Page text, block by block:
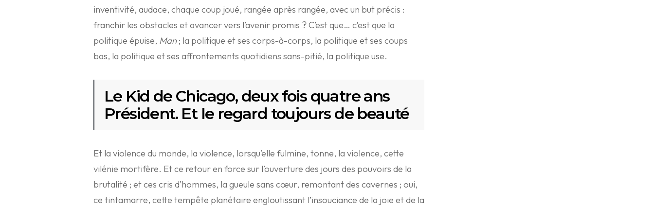
inventivité, audace, chaque coup joué, rangée après rangée, avec un but précis :
franchir les obstacles et avancer vers l’avenir promis ? C’est que… c’est que la
politique épuise, Man; la politique et ses corps-à-corps, la politique et ses coups
bas, la politique et ses affrontements quotidiens sans-pitié, la politique use.
Le Kid de Chicago, deux fois quatre ans
Président. Et le regard toujours de beauté
Et la violence du monde, la violence, lorsqu’elle fulmine, tonne, la violence, cette
vilénie mortifère. Et ce retour en force sur l’ouverture des jours des pouvoirs de la
brutalité ; et ces cris d’hommes, la gueule sans cœur, remontant des cavernes ; oui,
ce tintamarre, cette tempête planétaire engloutissant l’insouciance de la joie et de la